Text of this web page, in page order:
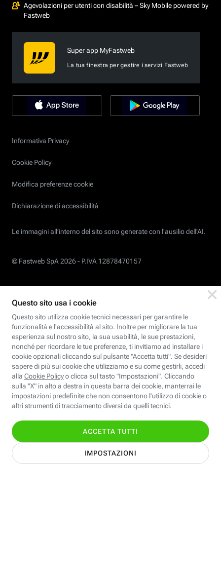
Agevolazioni per utenti con disabilità – Sky Mobile powered by
Fastweb
Super app MyFastweb
La tua finestra per gestire i servizi Fastweb
Informativa Privacy
Cookie Policy
Modifica preferenze cookie
Dichiarazione di accessibilità
Le immagini all’interno del sito sono generate con l'ausilio dell'AI.
© Fastweb SpA 2026 - P.IVA 12878470157